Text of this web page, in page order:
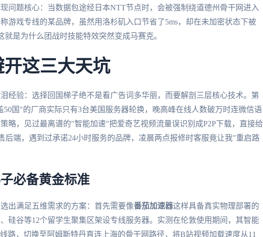
问题核心：当数据包途经日本NTT节点时，会被强制绕道德州骨干网进入
游戏专线的某品牌，虽然用洛杉矶入口节省了5ms，却在未加密状态下被
是为什么团战时技能特效突然变成马赛克。
这三大天坑
经验：选择回国梯子绝不是看广告词多华丽，而要解剖三层核心技术。第
国"的厂商实际只有3台美国服务器轮换，晚高峰在线人数破万时连微信语
略，见过最离谱的"智能加速"把爱奇艺视频流量误识别成P2P下载，直接给
后端，遇到过承诺24小时服务的品牌，凌晨两点报修时客服竟让我"重启路
必备黄金标准
出满足五维需求的方案：首先需要像番茄加速器这样具备真实物理部署的
硅谷等12个留学生聚集区架设专线服务器。实测在伦敦使用期间，其智能
路，切换至阿姆斯特丹直连上海的骨干网路径，将B站视频加载速度从11